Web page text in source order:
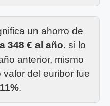
un ahorro de
348 € al año. si lo
anterior, mismo
del euribor fue
.